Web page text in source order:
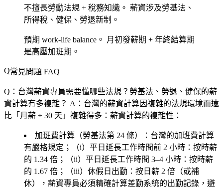
不擅長勞動法規 + 稅務知識。 薪資涉及勞基法、
所得稅、健保、勞退新制。
預期 work-life balance。
月初發薪期 + 年終結算期
是高壓加班期。
常見問題 FAQ
Q：台灣薪資專員需要懂哪些法規？勞基法、勞退、健保的薪
資計算有多複雜？ A：台灣的薪資計算因複雜的法規環境而遠
比「月薪 ÷ 30 天」複雜得多：薪資計算的複雜性：
加班費計算（勞基法第 24 條）
：台灣的加班費計算
有嚴格規定；（i）平日延長工作時間前 2 小時：按時薪
的 1.34 倍；（ii）平日延長工作時間 3–4 小時：按時薪
的 1.67 倍；（iii）休假日出勤：按日薪 2 倍（或補
休），薪資專員必須精確計算差勤系統的出勤記錄，避